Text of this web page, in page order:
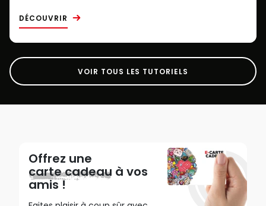
DÉCOUVRIR
VOIR TOUS LES TUTORIELS
Offrez une
carte cadeau à vos
amis !